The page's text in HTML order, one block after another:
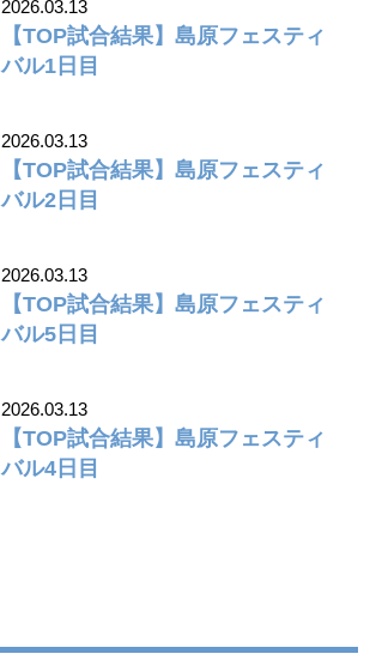
2026.03.13
【TOP試合結果】島原フェスティ
バル1日目
2026.03.13
【TOP試合結果】島原フェスティ
バル2日目
2026.03.13
【TOP試合結果】島原フェスティ
バル5日目
2026.03.13
【TOP試合結果】島原フェスティ
バル4日目